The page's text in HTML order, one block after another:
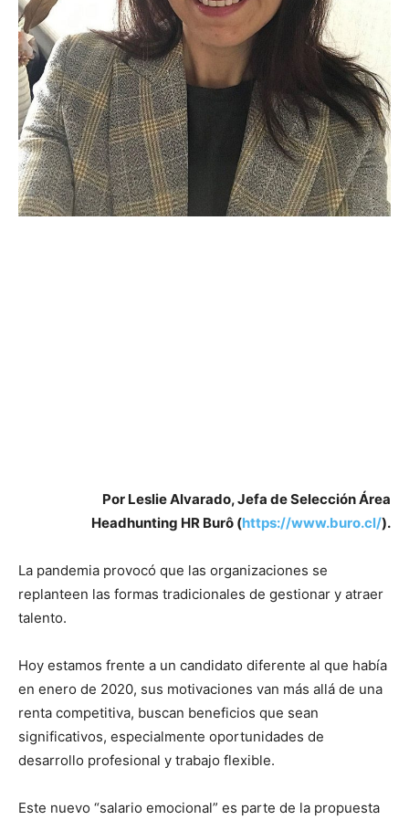
Por Leslie Alvarado, Jefa de Selección Área
Headhunting HR Burô (https://www.buro.cl/).
La pandemia provocó que las organizaciones se
replanteen las formas tradicionales de gestionar y atraer
talento.
Hoy estamos frente a un candidato diferente al que había
en enero de 2020, sus motivaciones van más allá de una
renta competitiva, buscan beneficios que sean
significativos, especialmente oportunidades de
desarrollo profesional y trabajo flexible.
Este nuevo “salario emocional” es parte de la propuesta